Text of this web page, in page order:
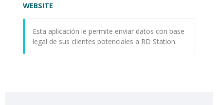
WEBSITE
Esta aplicación le permite enviar datos con base
legal de sus clientes potenciales a RD Station.